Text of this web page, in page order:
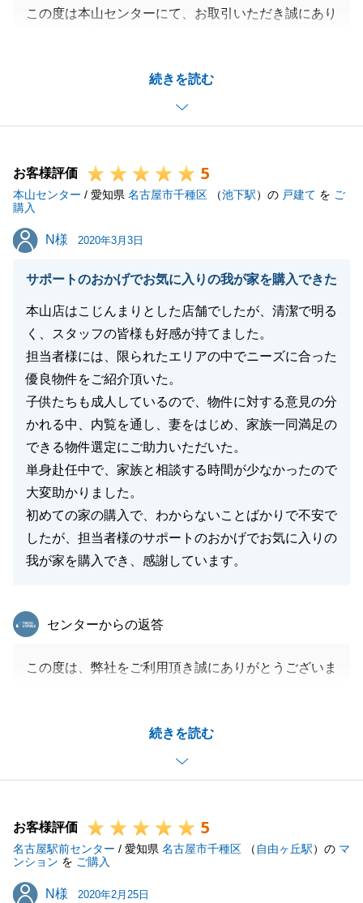
続きを読む
この度は本山センターにて、お取引いただき誠にあり
ありがとうございます。
至らない点も多く、ご心配をお掛けして申し訳ござい
ませんでした。
参ります。
ご契約後も、不動産に関するお困り事やご相談事等ご
ざいましたら、お気軽にお声掛けいただければ幸いで
す。
今後ともよろしくお願い申し上げます。
閉じる
お客様評価 5
本山センター / 愛知県 名古屋市千種区 （池下駅）の 戸建て を ご
購入
N様
N様 2020年3月3日
サポートのおかげでお気に入りの我が家を購入できた
本山店はこじんまりとした店舗でしたが、清潔で明る
く、スタッフの皆様も好感が持てました。
担当者様には、限られたエリアの中でニーズに合った
優良物件をご紹介頂いた。
子供たちも成人しているので、物件に対する意見の分
かれる中、内覧を通し、妻をはじめ、家族一同満足の
できる物件選定にご助力いただいた。
単身赴任中で、家族と相談する時間が少なかったので
大変助かりました。
初めての家の購入で、わからないことばかりで不安で
したが、担当者様のサポートのおかげでお気に入りの
我が家を購入でき、感謝しています。
続きを読む
東急リバブル
センターからの返答
この度は、弊社をご利用頂き誠にありがとうございま
任先からのお手続きでご負担が大きかったと思います
が、ご協力頂きとても助かりました。
夏の暑い時期でしたが、奥様には、長時間ご見学にお
今後も、ご子息様の不動産購入等、お手伝いできるこ
とがございましたらお気軽にご相談下さいませ。
お客様評価 5
名古屋駅前センター / 愛知県 名古屋市千種区 （ 自由ヶ丘駅）の マ
ンション を ご購入
N様
N様 2020年2月25日